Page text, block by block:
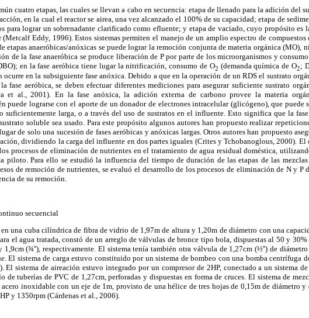
cuatro etapas, las cuales se llevan a cabo en secuencia: etapa de llenado para la adición del
en la cual el reactor se airea, una vez alcanzado el 100% de su capacidad; etapa de
para lograr un sobrenadante clarificado como efluente; y etapa de vaciado, cuyo propósito es
Eddy, 1996). Estos sistemas permiten el manejo de un amplio espectro de compuestos
etapas anaeróbicas/anóxicas se puede lograr la remoción conjunta de materia orgánica (MO),
de la fase anaeróbica se produce liberación de P por parte de los microorganismos y
en la fase aeróbica tiene lugar la nitrificación, consumo de O2 (demanda química de O2;
en la subsiguiente fase anóxica. Debido a que en la operación de un RDS el sustrato
fase aeróbica, se deben efectuar diferentes mediciones para asegurar suficiente sustrato
et al., 2001). En la fase anóxica, la adición externa de carbono provee la materia
puede lograrse con el aporte de un donador de electrones intracelular (glicógeno), que puede
suficientemente larga, o a través del uso de sustratos en el influente. Esto significa que la
soluble sea usado. Para este propósito algunos autores han propuesto realizar
de solo una sucesión de fases aeróbicas y anóxicas largas. Otros autores han propuesto
dividiendo la carga del influente en dos partes iguales (Crites y Tchobanoglous, 2000).
procesos de eliminación de nutrientes en el tratamiento de agua residual doméstica,
piloto. Para ello se estudió la influencia del tiempo de duración de las etapas de las mezclas
de remoción de nutrientes, se evaluó el desarrollo de los procesos de eliminación de N y P
de su remoción.
secuencial
una cuba cilíndrica de fibra de vidrio de 1,97m de altura y 1,20m de diámetro con una
el agua tratada, constó de un arreglo de válvulas de bronce tipo bola, dispuestas al 50 y 30%
1,9cm (¾''), respectivamente. El sistema tenía también otra válvula de 1,27cm (½'') de
El sistema de carga estuvo constituido por un sistema de bombeo con una bomba centrífuga
El sistema de aireación estuvo integrado por un compresor de 2HP, conectado a un sistema
de tuberías de PVC de 1,27cm, perforadas y dispuestas en forma de cruces. El sistema de
inoxidable con un eje de 1m, provisto de una hélice de tres hojas de 0,15m de diámetro y
y 1350rpm (Cárdenas et al., 2006).